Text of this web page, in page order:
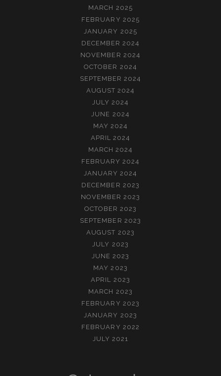
MARCH 2025
FEBRUARY 2025
JANUARY 2025
DECEMBER 2024
NOVEMBER 2024
OCTOBER 2024
SEPTEMBER 2024
AUGUST 2024
JULY 2024
JUNE 2024
MAY 2024
APRIL 2024
MARCH 2024
FEBRUARY 2024
JANUARY 2024
DECEMBER 2023
NOVEMBER 2023
OCTOBER 2023
SEPTEMBER 2023
AUGUST 2023
JULY 2023
JUNE 2023
MAY 2023
APRIL 2023
MARCH 2023
FEBRUARY 2023
JANUARY 2023
FEBRUARY 2022
JULY 2021